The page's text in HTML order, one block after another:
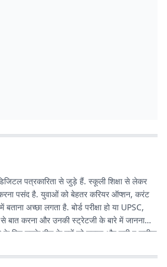
पत्रकारिता से जुड़े हैं. स्कूली शिक्षा से लेकर
पसंद है. युवाओं को बेहतर करियर ऑप्शन, करंट
अच्छा लगता है. बोर्ड परीक्षा हो या UPSC,
से बात करना और उनकी स्ट्रेटजी के बारे में जानना
लिए उनके बीच के मुद्दों को उठाना और सही व सटीक
है.